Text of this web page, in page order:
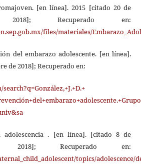
[en línea]. 2015 [citado 20 de
Recuperado en:
files/materiales/
del embarazo adolescente. [en línea].
de 2018]; Recuperado en:
adolescencia . [en línea]. [citado 8 de
2018]; Recuperado en:
topics/adolescence/